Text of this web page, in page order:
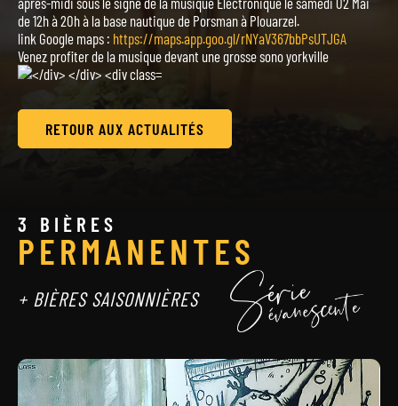
de 12h à 20h à la base nautique de Porsman à Plouarzel.
link Google maps : https://maps.app.goo.gl/rNYaV367bbPsUTJGA
Venez profiter de la musique devant une grosse sono yorkville
RETOUR AUX ACTUALITÉS
3 BIÈRES
PERMANENTES
+ BIÈRES SAISONNIÈRES